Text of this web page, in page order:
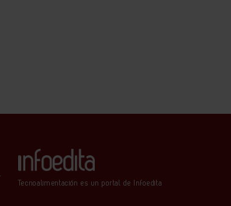
Tecnoalimentación es un portal de Infoedita